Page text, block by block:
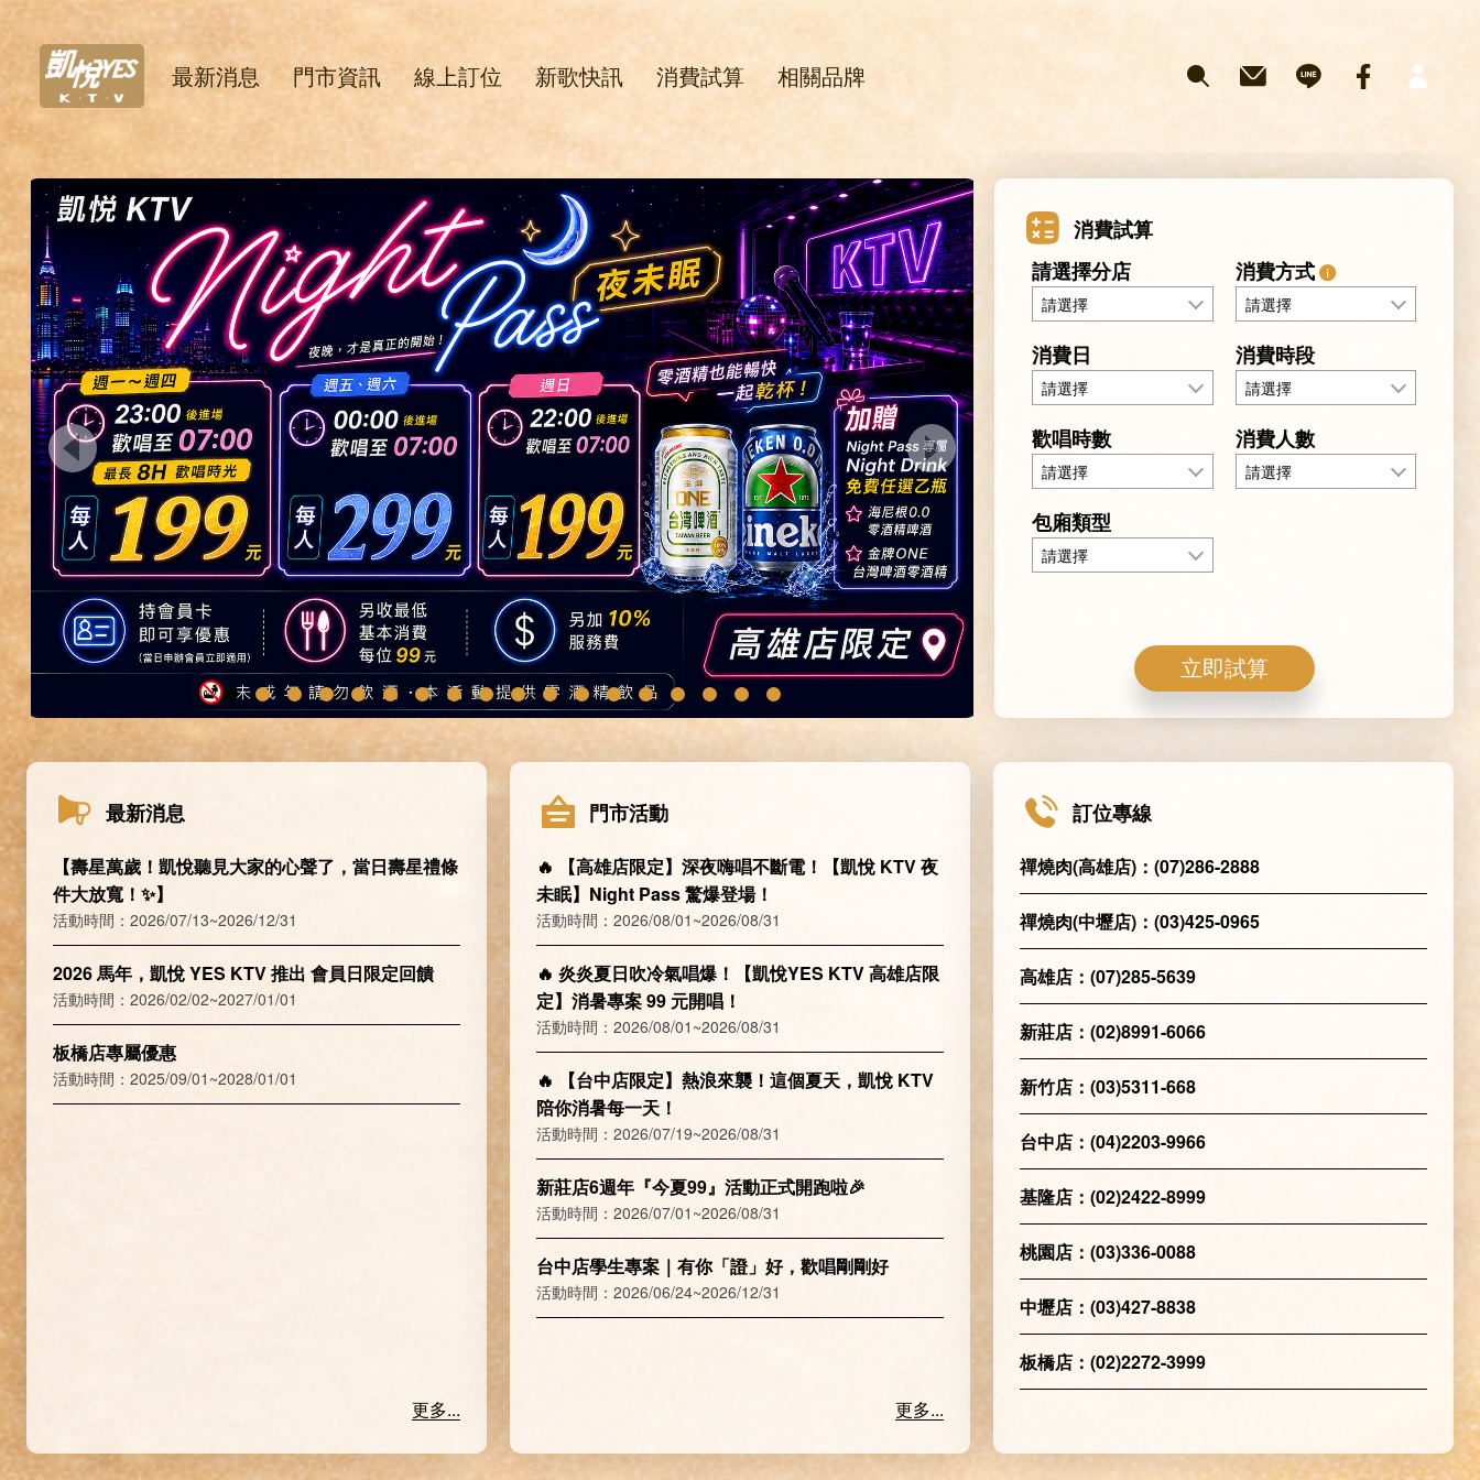
最新消息 門市資訊 線上訂位 新歌快訊 消費試算 相關品牌
消費試算
請選擇分店
請選擇
消費方式
請選擇
消費日
請選擇
消費時段
請選擇
歡唱時數
請選擇
消費人數
請選擇
包廂類型
請選擇
立即試算
最新消息
【壽星萬歲！凱悅聽見大家的心聲了，當日壽星禮條
件大放寬！✨】
活動時間：2026/07/13~2026/12/31
2026 馬年，凱悅 YES KTV 推出 會員日限定回饋
活動時間：2026/02/02~2027/01/01
板橋店專屬優惠
活動時間：2025/09/01~2028/01/01
更多...
門市活動
🔥 【高雄店限定】深夜嗨唱不斷電！【凱悅 KTV 夜
未眠】Night Pass 驚爆登場！
活動時間：2026/08/01~2026/08/31
🔥 炎炎夏日吹冷氣唱爆！【凱悅YES KTV 高雄店限
定】消暑專案 99 元開唱！
活動時間：2026/08/01~2026/08/31
🔥 【台中店限定】熱浪來襲！這個夏天，凱悅 KTV
陪你消暑每一天！
活動時間：2026/07/19~2026/08/31
新莊店6週年『今夏99』活動正式開跑啦🎉
活動時間：2026/07/01~2026/08/31
台中店學生專案｜有你「證」好，歡唱剛剛好
活動時間：2026/06/24~2026/12/31
更多...
訂位專線
禪燒肉(高雄店)：(07)286-2888
禪燒肉(中壢店)：(03)425-0965
高雄店：(07)285-5639
新莊店：(02)8991-6066
新竹店：(03)5311-668
台中店：(04)2203-9966
基隆店：(02)2422-8999
桃園店：(03)336-0088
中壢店：(03)427-8838
板橋店：(02)2272-3999